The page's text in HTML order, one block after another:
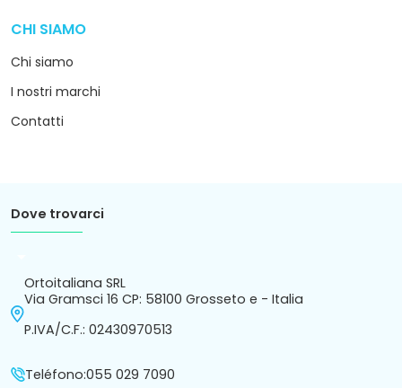
CHI SIAMO
Chi siamo
I nostri marchi
Contatti
Dove trovarci
Ortoitaliana SRL
Via Gramsci 16 CP: 58100 Grosseto e - Italia
P.IVA/C.F.: 02430970513
Teléfono:055 029 7090